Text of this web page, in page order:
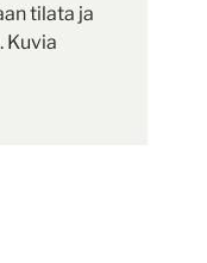
tilata ja
Kuvia